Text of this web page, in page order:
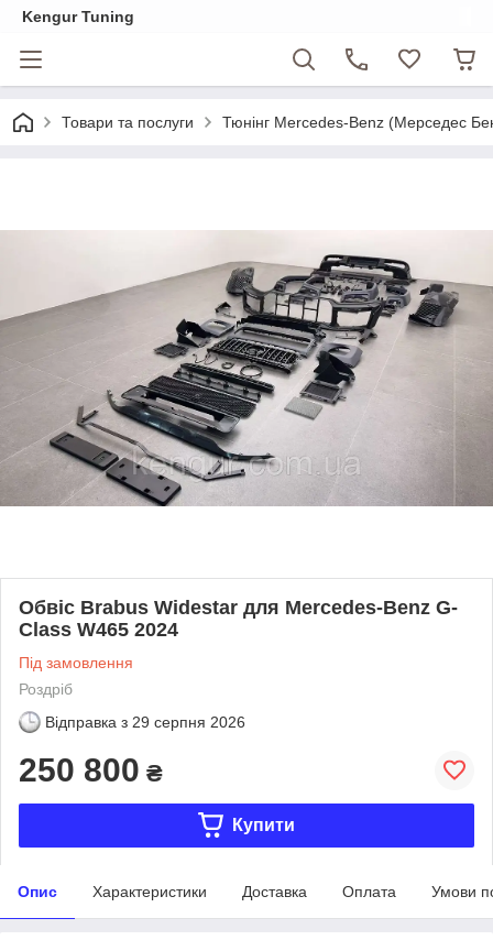
Kengur Tuning
Товари та послуги Тюнінг Mercedes-Benz (Мерседес
Обвіс Brabus Widestar для Mercedes-Benz G-
Class W465 2024
Під замовлення
Роздріб
Відправка з 29 серпня 2026
250 800 ₴
Купити
Опис Характеристики Доставка Оплата Умови